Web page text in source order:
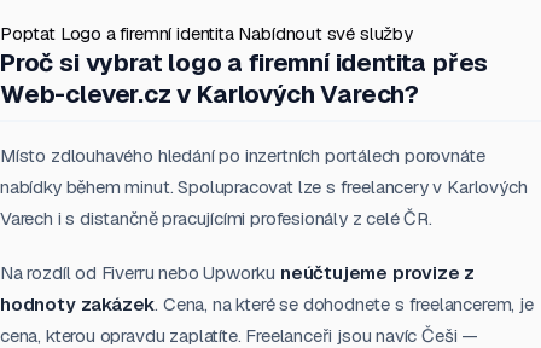
Poptat Logo a firemní identita Nabídnout své služby
Proč si vybrat logo a firemní identita přes
Web-clever.cz v Karlových Varech?
Místo zdlouhavého hledání po inzertních portálech porovnáte
nabídky během minut. Spolupracovat lze s freelancery v Karlových
Varech i s distančně pracujícími profesionály z celé ČR.
Na rozdíl od Fiverru nebo Upworku neúčtujeme provize z
hodnoty zakázek. Cena, na které se dohodnete s freelancerem, je
cena, kterou opravdu zaplatíte. Freelanceři jsou navíc Češi —